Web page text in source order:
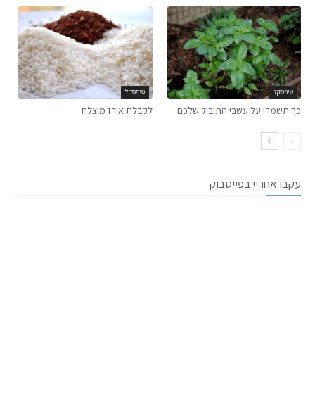
טיפסקל
כך תשמרו על עשבי התיבול שלכם
טיפסקל
לקבלת אורז מוצלח
עקבו אחריי בפייסבוק